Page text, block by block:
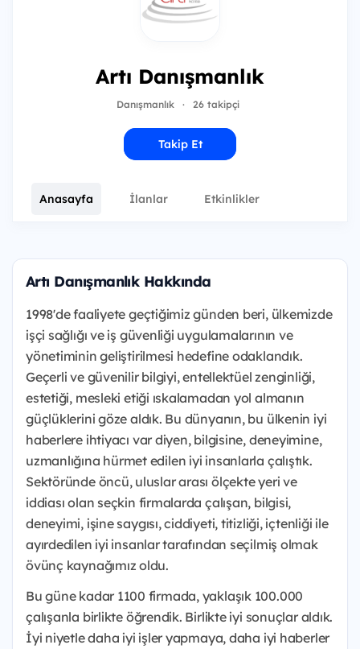
Artı Danışmanlık
Danışmanlık · 26 takipçi
Takip Et
Anasayfa İlanlar Etkinlikler
Artı Danışmanlık Hakkında
1998'de faaliyete geçtiğimiz günden beri, ülkemizde
işçi sağlığı ve iş güvenliği uygulamalarının ve
yönetiminin geliştirilmesi hedefine odaklandık.
Geçerli ve güvenilir bilgiyi, entellektüel zenginliği,
estetiği, mesleki etiği ıskalamadan yol almanın
güçlüklerini göze aldık. Bu dünyanın, bu ülkenin iyi
haberlere ihtiyacı var diyen, bilgisine, deneyimine,
uzmanlığına hürmet edilen iyi insanlarla çalıştık.
Sektöründe öncü, uluslar arası ölçekte yeri ve
iddiası olan seçkin firmalarda çalışan, bilgisi,
deneyimi, işine saygısı, ciddiyeti, titizliği, içtenliği ile
ayırdedilen iyi insanlar tarafından seçilmiş olmak
övünç kaynağımız oldu.
Bu güne kadar 1100 firmada, yaklaşık 100.000
çalışanla birlikte öğrendik. Birlikte iyi sonuçlar aldık.
İyi niyetle daha iyi işler yapmaya, daha iyi haberler